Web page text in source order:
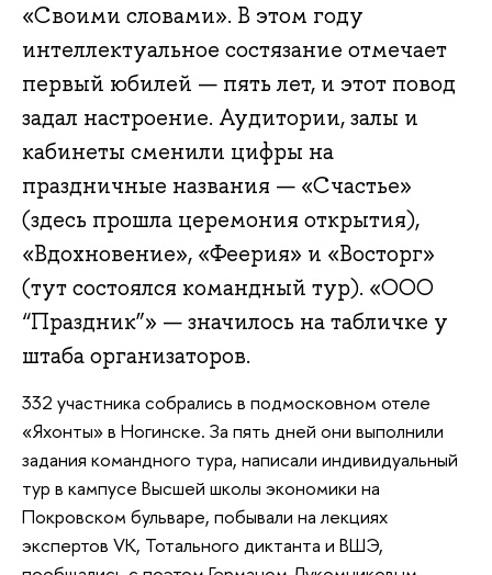
«Своими словами». В этом году
интеллектуальное состязание отмечает
первый юбилей — пять лет, и этот повод
задал настроение. Аудитории, залы и
кабинеты сменили цифры на
праздничные названия — «Счастье»
(здесь прошла церемония открытия),
«Вдохновение», «Феерия» и «Восторг»
(тут состоялся командный тур). «ООО
“Праздник”» — значилось на табличке у
штаба организаторов.
332 участника собрались в подмосковном отеле
«Яхонты» в Ногинске. За пять дней они выполнили
задания командного тура, написали индивидуальный
тур в кампусе Высшей школы экономики на
Покровском бульваре, побывали на лекциях
экспертов VK, Тотального диктанта и ВШЭ,